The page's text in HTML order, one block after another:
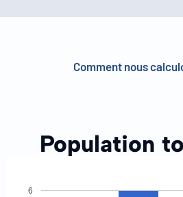
Comment nous
Population
6